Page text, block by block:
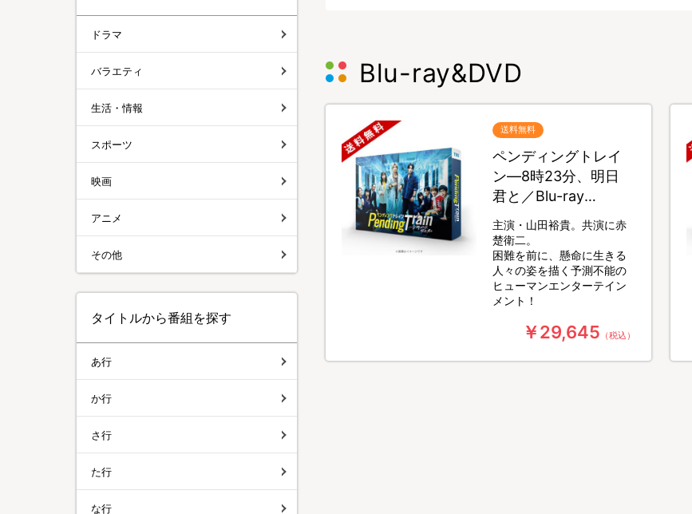
Blu-ray&DVD
送料無料
ペンディングトレイ
ン―8時23分、明日
君と／Blu-ray
BOX（送料無料・4枚
組）
主演・山田裕貴。共演に赤
楚衛二。
困難を前に、懸命に生きる
人々の姿を描く予測不能の
ヒューマンエンターテイン
メント！
￥29,645 （税込）
ドラマ
バラエティ
生活・情報
スポーツ
映画
アニメ
その他
タイトルから番組を探す
あ行
か行
さ行
た行
な行